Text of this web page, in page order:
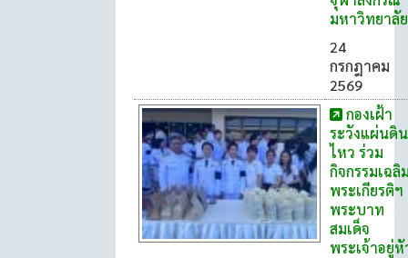
มหาวิทยาลัย
24
กรกฎาคม
2569
กองเฝ้า
ระวังแผ่นดิน
ไหว ร่วม
กิจกรรมเฉลิ
พระเกียรติฯ
พระบาท
สมเด็จ
พระเจ้าอยู่หั